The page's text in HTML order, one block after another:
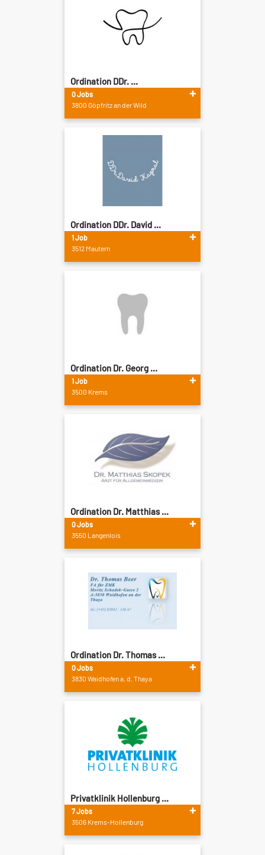
Ordination DDr. ...
0 Jobs
3800 Göpfritz an der Wild
Ordination DDr. David ...
1 Job
3512 Mautern
Ordination Dr. Georg ...
1 Job
3500 Krems
Ordination Dr. Matthias ...
0 Jobs
3550 Langenlois
Ordination Dr. Thomas ...
0 Jobs
3830 Waidhofen a. d. Thaya
Privatklinik Hollenburg ...
7 Jobs
3506 Krems-Hollenburg